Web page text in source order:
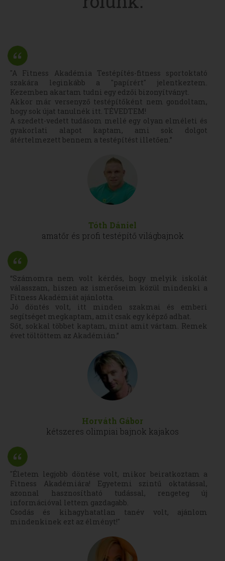
"A Fitness Akadémia Testépítés-fitness sportoktató
szakára leginkább a "papírért" jelentkeztem.
Kezemben akartam tudni egy edzői bizonyítványt.
Akkor már versenyző testépítőként nem gondoltam,
hogy sok újat tanulnék itt. TÉVEDTEM!
A szedett-vedett tudásom mellé egy olyan elméleti és
gyakorlati alapot kaptam, ami sok dolgot
átértelmezett bennem a testépítést illetően.”
Tóth Dániel
amatőr és profi testépítő világbajnok
“Számomra nem volt kérdés, hogy melyik iskolát
válasszam, hiszen az ismerőseim közül mindenki a
Fitness Akadémiát ajánlotta.
Jó döntés volt, itt minden szakmai és emberi
segítséget megkaptam, amit csak egy képző adhat.
Sőt, sokkal többet kaptam, mint amit vártam. Remek
évet töltöttem az Akadémián.”
Horváth Gábor
kétszeres olimpiai bajnok kajakos
"Életem legjobb döntése volt, mikor beiratkoztam a
Fitness Akadémiára! Egyetemi szintű oktatással,
azonnal hasznosítható tudással, rengeteg új
információval lettem gazdagabb.
Csodás és kihagyhatatlan tanév volt, ajánlom
mindenkinek ezt az élményt!"